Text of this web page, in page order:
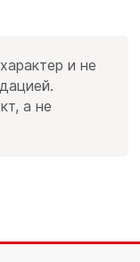
и не
а не